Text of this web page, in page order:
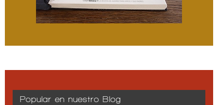
Popular en nuestro Blog